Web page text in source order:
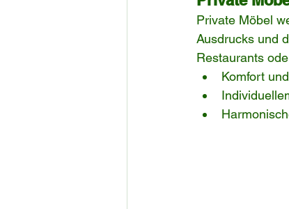
Private Möbel
Ausdrucks und
Restaurants
Komfort